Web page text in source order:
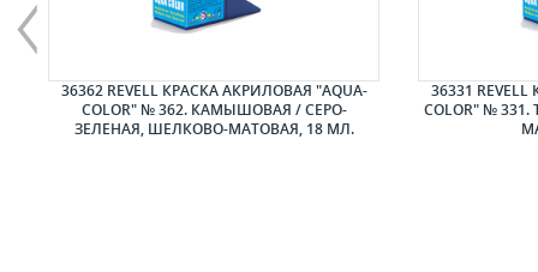
36362 REVELL КРАСКА АКРИЛОВАЯ "AQUA-
COLOR" № 362. КАМЫШОВАЯ / СЕРО-
ЗЕЛЕНАЯ, ШЕЛКОВО-МАТОВАЯ, 18 МЛ.
36331
COLOR" №